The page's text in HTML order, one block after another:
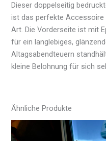
Dieser doppelseitig
ist das perfekte Accessoire
Art. Die Vorderseite ist mit
für ein langlebiges,
Altagsabendteuern
kleine Belohnung für sich
Ähnliche Produkte